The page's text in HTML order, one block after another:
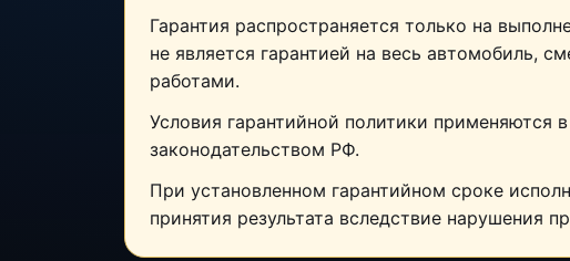
Гарантия распространяется только на
не является гарантией на весь автомобиль,
работами.
Условия гарантийной политики применяются
законодательством РФ.
При установленном гарантийном сроке
принятия результата вследствие нарушения